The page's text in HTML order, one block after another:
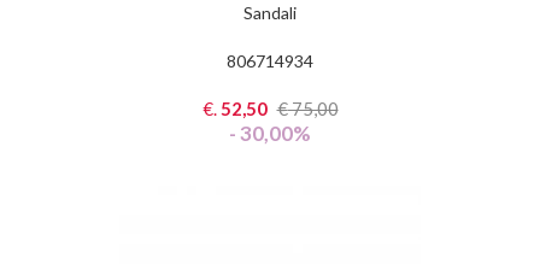
Sandali
806714934
€.52,50 €75,00
- 30,00%